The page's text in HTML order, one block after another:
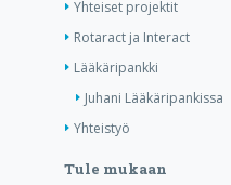
Yhteiset projektit
Rotaract ja Interact
Lääkäripankki
Juhani Lääkäripankissa
Yhteistyö
Tule mukaan